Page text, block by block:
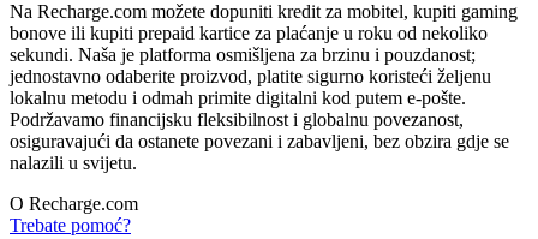
Na Recharge.com možete dopuniti kredit za mobitel, kupiti gaming
bonove ili kupiti prepaid kartice za plaćanje u roku od nekoliko
sekundi. Naša je platforma osmišljena za brzinu i pouzdanost;
jednostavno odaberite proizvod, platite sigurno koristeći željenu
lokalnu metodu i odmah primite digitalni kod putem e-pošte.
Podržavamo financijsku fleksibilnost i globalnu povezanost,
osiguravajući da ostanete povezani i zabavljeni, bez obzira gdje se
nalazili u svijetu.
O Recharge.com
Trebate pomoć?